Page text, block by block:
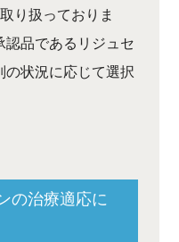
り扱っておりま
認品であるリジュセ
の状況に応じて選択
の治療適応に